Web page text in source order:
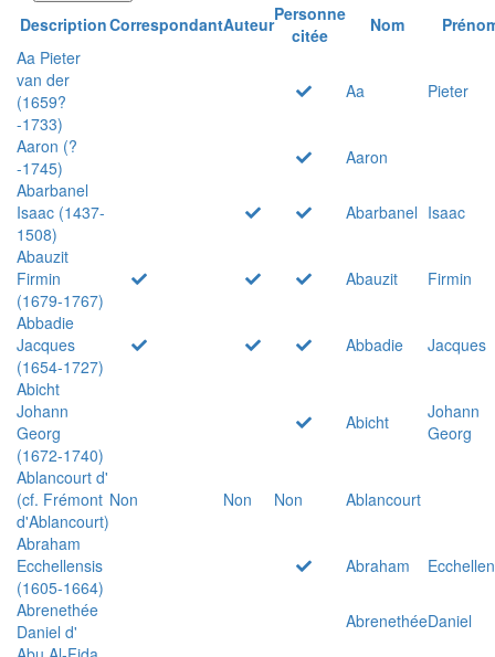
DescriptionCorrespondantAuteurPersonne
citée
Nom
Aa Pieter
van der
(1659?
-1733)
Aa Pieter
Aaron (?
-1745)
Aaron
Abarbanel
Isaac (1437-
1508)
Abarbanel Isaac
Abauzit
Firmin
(1679-1767)
Abauzit
Firmin
Abbadie
Jacques
(1654-1727)
Abbadie
Jacques
Abicht
Johann
Georg
(1672-1740)
Abicht
Johann
Georg
Ablancourt d'
(cf. Frémont
d'Ablancourt)
Non Non Non
Ablancourt
Abraham
Ecchellensis
(1605-1664)
Abraham
Abrenethée
Daniel d'
AbrenethéeDaniel